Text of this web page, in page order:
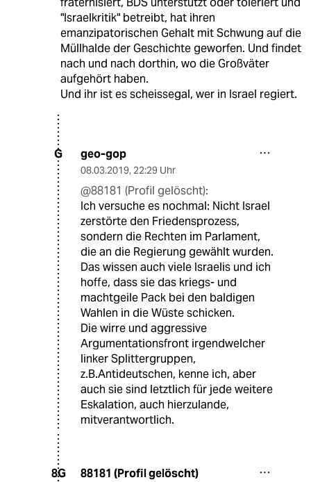
"Israelkritik" betreibt, hat ihren
emanzipatorischen Gehalt mit Schwung auf die
Müllhalde der Geschichte geworfen. Und findet
nach und nach dorthin, wo die Großväter
aufgehört haben.
Und ihr ist es scheissegal, wer in Israel regiert.
G geo-gop
08.03.2019, 22:29 Uhr
@88181 (Profil gelöscht):
Ich versuche es nochmal: Nicht Israel
zerstörte den Friedensprozess,
sondern die Rechten im Parlament,
die an die Regierung gewählt wurden.
Das wissen auch viele Israelis und ich
hoffe, dass sie das kriegs- und
machtgeile Pack bei den baldigen
Wahlen in die Wüste schicken.
Die wirre und aggressive
Argumentationsfront irgendwelcher
linker Splittergruppen,
z.B.Antideutschen, kenne ich, aber
auch sie sind letztlich für jede weitere
Eskalation, auch hierzulande,
mitverantwortlich.
8G 88181 (Profil gelöscht)